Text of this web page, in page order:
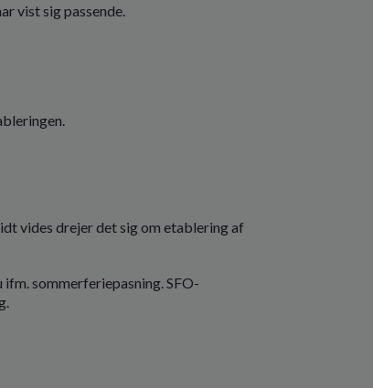
vist sig passende.
vides drejer det sig om etablering af
sommerferiepasning. SFO-